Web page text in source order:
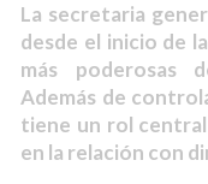
La secretaria
desde el inicio de
más poderosas
Además de
tiene un rol
en la relación con